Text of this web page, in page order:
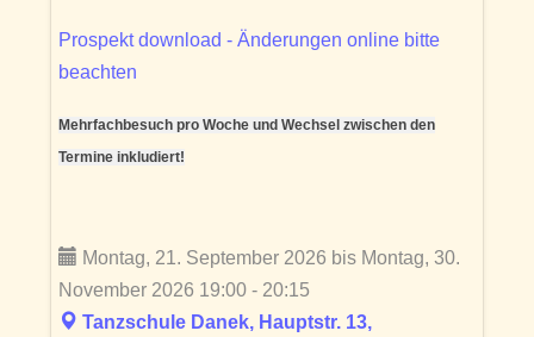
Prospekt download - Änderungen online bitte
beachten
Mehrfachbesuch pro Woche und Wechsel zwischen den
Termine inkludiert!
Montag, 21. September 2026 bis Montag, 30.
November 2026 19:00 - 20:15
Tanzschule Danek, Hauptstr. 13,